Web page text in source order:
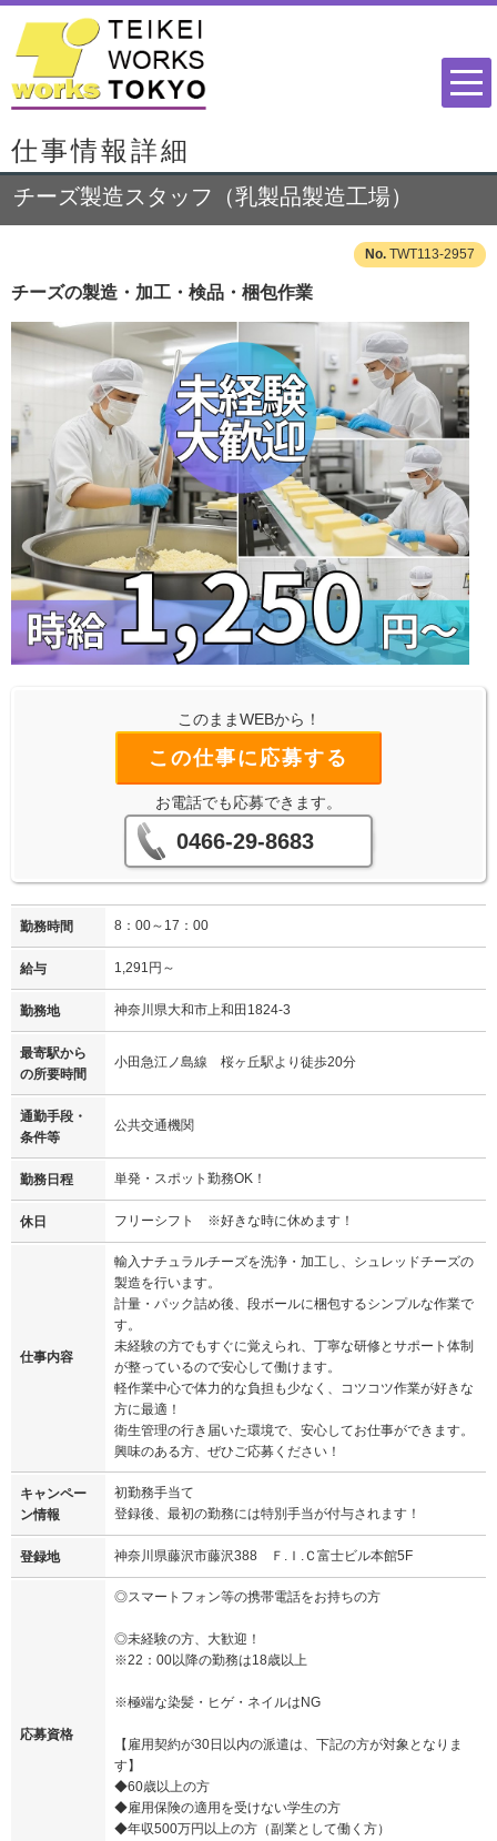
仕事情報詳細
チーズ製造スタッフ（乳製品製造工場）
TWT113-2957
チーズの製造・加工・検品・梱包作業
このままWEBから！
この仕事に応募する
お電話でも応募できます。
0466-29-8683
勤務時間 8：00～17：00
給与 1,291円～
勤務地 神奈川県大和市上和田1824-3
最寄駅から
の所要時間
小田急江ノ島線 桜ヶ丘駅より徒歩20分
通勤手段・
条件等
公共交通機関
勤務日程 単発・スポット勤務OK！
休日 フリーシフト ※好きな時に休めます！
仕事内容
輸入ナチュラルチーズを洗浄・加工し、シュレッドチーズの
製造を行います。
計量・パック詰め後、段ボールに梱包するシンプルな作業で
す。
未経験の方でもすぐに覚えられ、丁寧な研修とサポート体制
が整っているので安心して働けます。
軽作業中心で体力的な負担も少なく、コツコツ作業が好きな
方に最適！
衛生管理の行き届いた環境で、安心してお仕事ができます。
興味のある方、ぜひご応募ください！
キャンペー
ン情報
初勤務手当て
登録後、最初の勤務には特別手当が付与されます！
登録地 神奈川県藤沢市藤沢388 Ｆ.Ｉ.Ｃ富士ビル本館5F
応募資格
◎スマートフォン等の携帯電話をお持ちの方
◎未経験の方、大歓迎！
※22：00以降の勤務は18歳以上
※極端な染髪・ヒゲ・ネイルはNG
【雇用契約が30日以内の派遣は、下記の方が対象となりま
す】
◆60歳以上の方
◆雇用保険の適用を受けない学生の方
◆年収500万円以上の方（副業として働く方）